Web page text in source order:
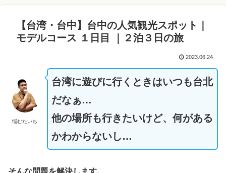
【台湾・台中】台中の人気観光スポット｜
モデルコース １日目 ｜２泊３日の旅
2023.06.24
悩むたいち
台湾に遊びに行くときはいつも台北
だなぁ…
他の場所も行きたいけど、何がある
かわからないし…
そんな問題を解決します。